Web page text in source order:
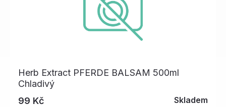
Herb Extract PFERDE BALSAM 500ml
Chladivý
99 Kč
Skladem